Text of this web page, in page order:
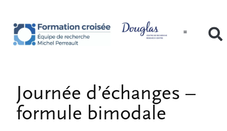
Journée d’échanges –
formule bimodale